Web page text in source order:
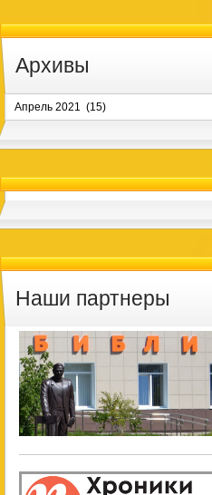
Архивы
Архивы
Наши партнеры